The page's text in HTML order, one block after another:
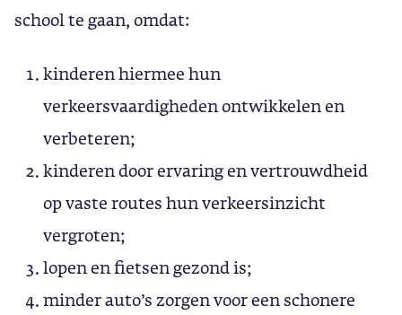
school te gaan, omdat:
kinderen hiermee hun
verkeersvaardigheden ontwikkelen en
verbeteren;
kinderen door ervaring en vertrouwdheid
op vaste routes hun verkeersinzicht
vergroten;
lopen en fietsen gezond is;
minder auto’s zorgen voor een schonere